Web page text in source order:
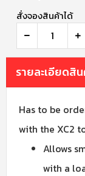
สั่งจองสินค้าได้
รายละเอียดสิ
Has to be
with the XC2
Allows
with a